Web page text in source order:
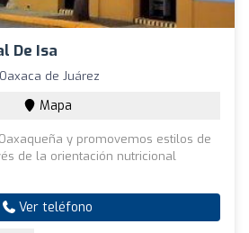
De Isa
de Juárez
Mapa
y promovemos estilos de
de la orientación nutricional
Ver teléfono